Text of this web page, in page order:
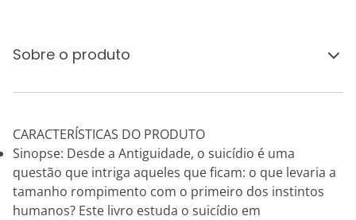
Sobre o produto
CARACTERÍSTICAS DO PRODUTO
Sinopse: Desde a Antiguidade, o suicídio é uma
questão que intriga aqueles que ficam: o que levaria a
tamanho rompimento com o primeiro dos instintos
humanos? Este livro estuda o suicídio em